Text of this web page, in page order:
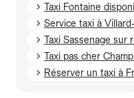
Taxi Fontaine
Service taxi à
Taxi Sassenage sur
Taxi pas cher
Réserver un taxi à